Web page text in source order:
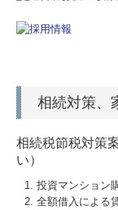
相続対策、
相続税節税対策
い）
投資マンション
全額借入による